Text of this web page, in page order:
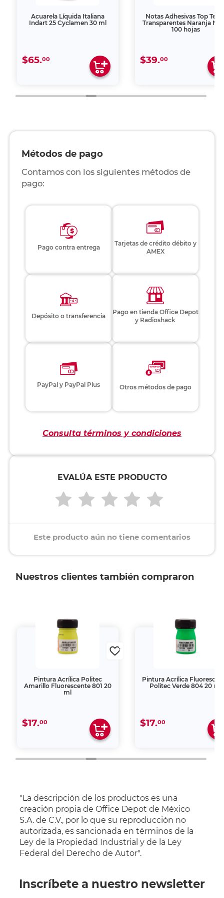
Acuarela Líquida Italiana
Indart 25 Cyclamen 30 ml
$65.00
Notas Adhesivas Top
Transparentes Naranja
100 hojas
$39.00
Métodos de pago
Contamos con los siguientes métodos de
pago:
Pago contra entrega
Tarjetas de crédito débito y
AMEX
Depósito o transferencia
Pago en tienda Office Depot
y Radioshack
PayPal y PayPal Plus Otros métodos de pago
Consulta términos y condiciones
EVALÚA ESTE PRODUCTO
Este producto aún no tiene comentarios
Nuestros clientes también compraron
Pintura Acrílica Politec
Amarillo Fluorescente 801 20
ml
$17.00
Pintura Acrílica
Politec Verde 804 20 ml
$17.00
"La descripción de los productos es una
creación propia de Office Depot de México
S.A. de C.V., por lo que su reproducción no
autorizada, es sancionada en términos de la
Ley de la Propiedad Industrial y de la Ley
Federal del Derecho de Autor".
Inscríbete a nuestro newsletter